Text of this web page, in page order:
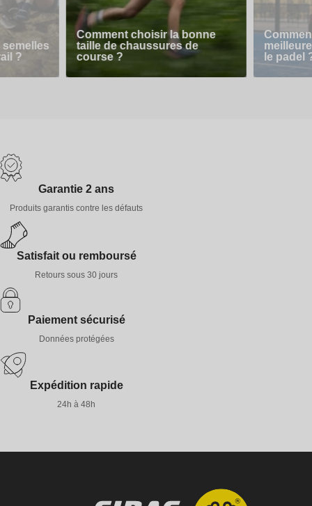
?
Comment choisir la bonne
taille de chaussures de
course ?
le padel
Garantie 2 ans
Produits garantis contre les défauts
Satisfait ou remboursé
Retours sous 30 jours
Paiement sécurisé
Données protégées
Expédition rapide
24h à 48h